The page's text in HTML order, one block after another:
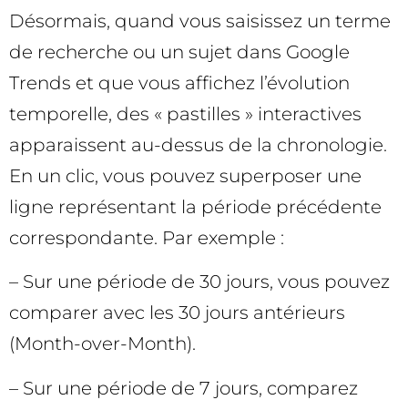
Désormais, quand vous saisissez un terme
de recherche ou un sujet dans Google
Trends et que vous affichez l’évolution
temporelle, des « pastilles » interactives
apparaissent au-dessus de la chronologie.
En un clic, vous pouvez superposer une
ligne représentant la période précédente
correspondante. Par exemple :
– Sur une période de 30 jours, vous pouvez
comparer avec les 30 jours antérieurs
(Month-over-Month).
– Sur une période de 7 jours, comparez